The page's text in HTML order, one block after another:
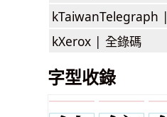
kTaiwanTelegraph |
kXerox | 全錄碼
字型收錄